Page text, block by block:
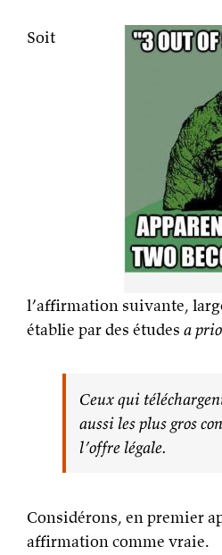
Soit
l’affirmation suivante,
établie par des études a
Ceux qui
aussi les plus gros
l’offre légale.
Considérons, en premier
affirmation comme vraie.